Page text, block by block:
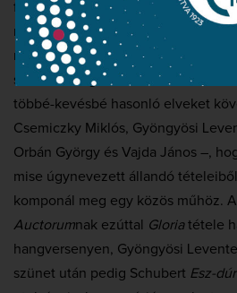
feledésbe merült. Pedig érdemes
meggyőződhetnek róla mindazok,
meghallgatják. Második számként
szólaltat meg a kórus. Közel
többé-kevésbé hasonló elveket
Csemiczky Miklós, Gyöngyösi
Orbán György és Vajda János –,
mise úgynevezett állandó
komponál meg egy közös műhöz. A
Auctorumnak ezúttal Gloriatétele
hangversenyen, Gyöngyösi
szünet után pedig Schubert Esz-